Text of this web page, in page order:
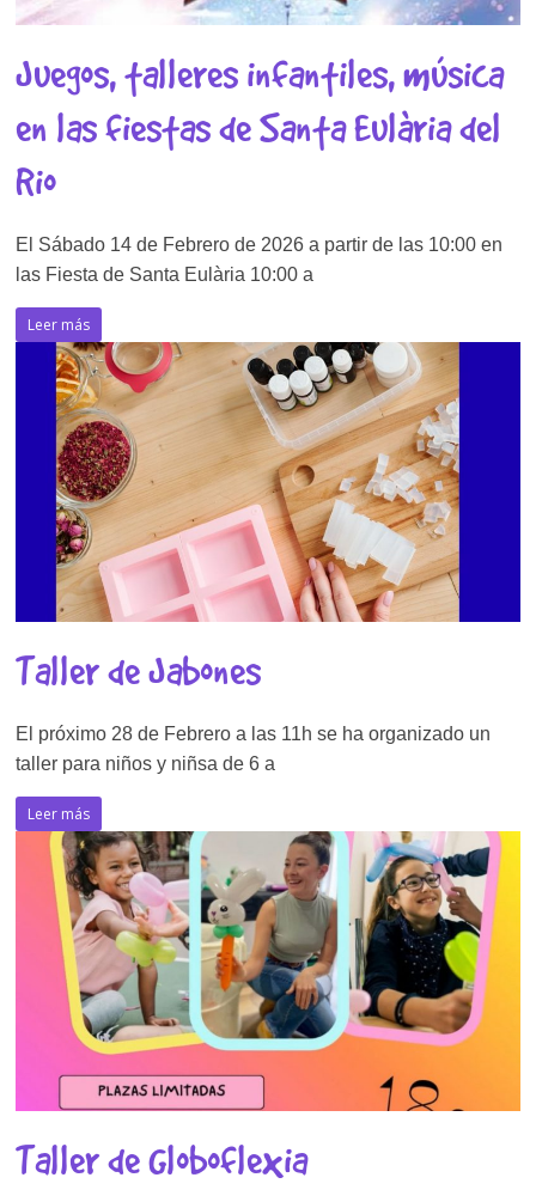
Juegos, talleres infantiles, música
en las fiestas de Santa Eulària del
Rio
El Sábado 14 de Febrero de 2026 a partir de las 10:00 en
las Fiesta de Santa Eulària 10:00 a
Leer más
Taller de Jabones
El próximo 28 de Febrero a las 11h se ha organizado un
taller para niños y niñsa de 6 a
Leer más
Taller de Globoflexia